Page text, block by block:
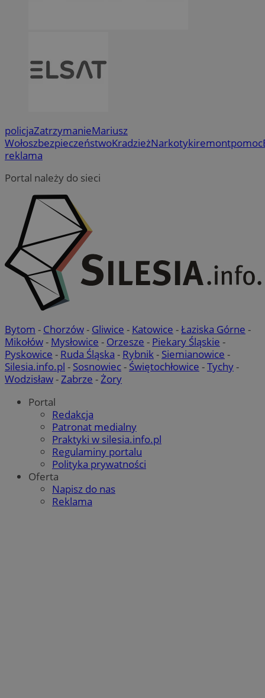
policjaZatrzymanieMariusz
WołoszbezpieczeństwoKradzieżNarkotykiremontpomoc
reklama
Portal należy do sieci
Bytom - Chorzów- Gliwice - Katowice -Łaziska Górne -
Mikołów- Mysłowice - Orzesze - Piekary Śląskie -
Pyskowice - Ruda Śląska - Rybnik- Siemianowice -
Silesia.info.pl - Sosnowiec- Świętochłowice -Tychy-
Wodzisław-Zabrze -Żory
Portal
Redakcja
Patronat medialny
Praktyki w silesia.info.pl
Regulaminy portalu
Polityka prywatności
Oferta
Napisz do nas
Reklama